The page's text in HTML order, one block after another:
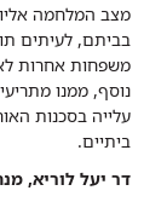
מצב המלחמה
בביתם, לעיתים
משפחות אחרות
נוסף, ממנו
עלייה בסכנות
ביתיים.
דר יעל לוריא,